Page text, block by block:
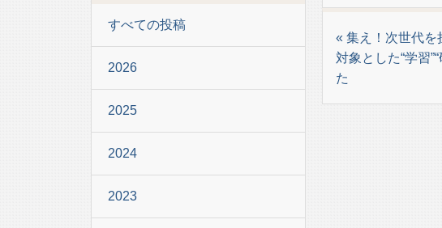
すべての投稿
2026
2025
2024
2023
« 集え！次世代を
対象とした“学習
た